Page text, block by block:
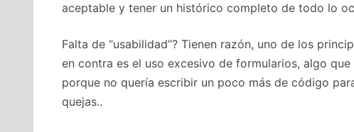
aceptable y tener un histórico completo de todo lo
Falta de “usabilidad”? Tienen razón, uno de los
en contra es el uso excesivo de formularios, algo
porque no quería escribir un poco más de código
quejas..